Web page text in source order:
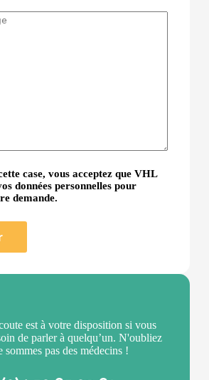
case, vous acceptez que VHL
données personnelles pour
demande.
est à votre disposition si vous
de parler à quelqu’un. N'oubliez
sommes pas des médecins !